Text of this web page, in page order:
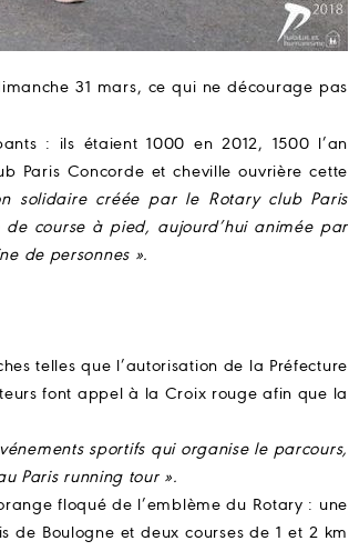
31 mars, ce qui ne décourage pas
: ils étaient 1000 en 2012, 1500 l’an
Paris Concorde et cheville ouvrière cette
solidaire créée par le Rotary club Paris
course à pied, aujourd’hui animée par
de personnes ».
telles que l’autorisation de la Préfecture
font appel à la Croix rouge afin que la
sportifs qui organise le parcours,
Paris running tour ».
floqué de l’emblème du Rotary : une
de Boulogne et deux courses de 1 et 2 km